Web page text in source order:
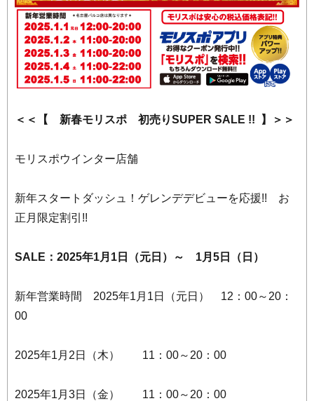
＜＜【 新春モリスポ 初売りSUPER SALE !! 】＞＞
モリスポウインター店舗
新年スタートダッシュ！ゲレンデデビューを応援!! お
正月限定割引!!
SALE：2025年1月1日（元日）～ 1月5日（日）
新年営業時間 2025年1月1日（元日） 12：00～20：
00
2025年1月2日（木） 11：00～20：00
2025年1月3日（金） 11：00～20：00